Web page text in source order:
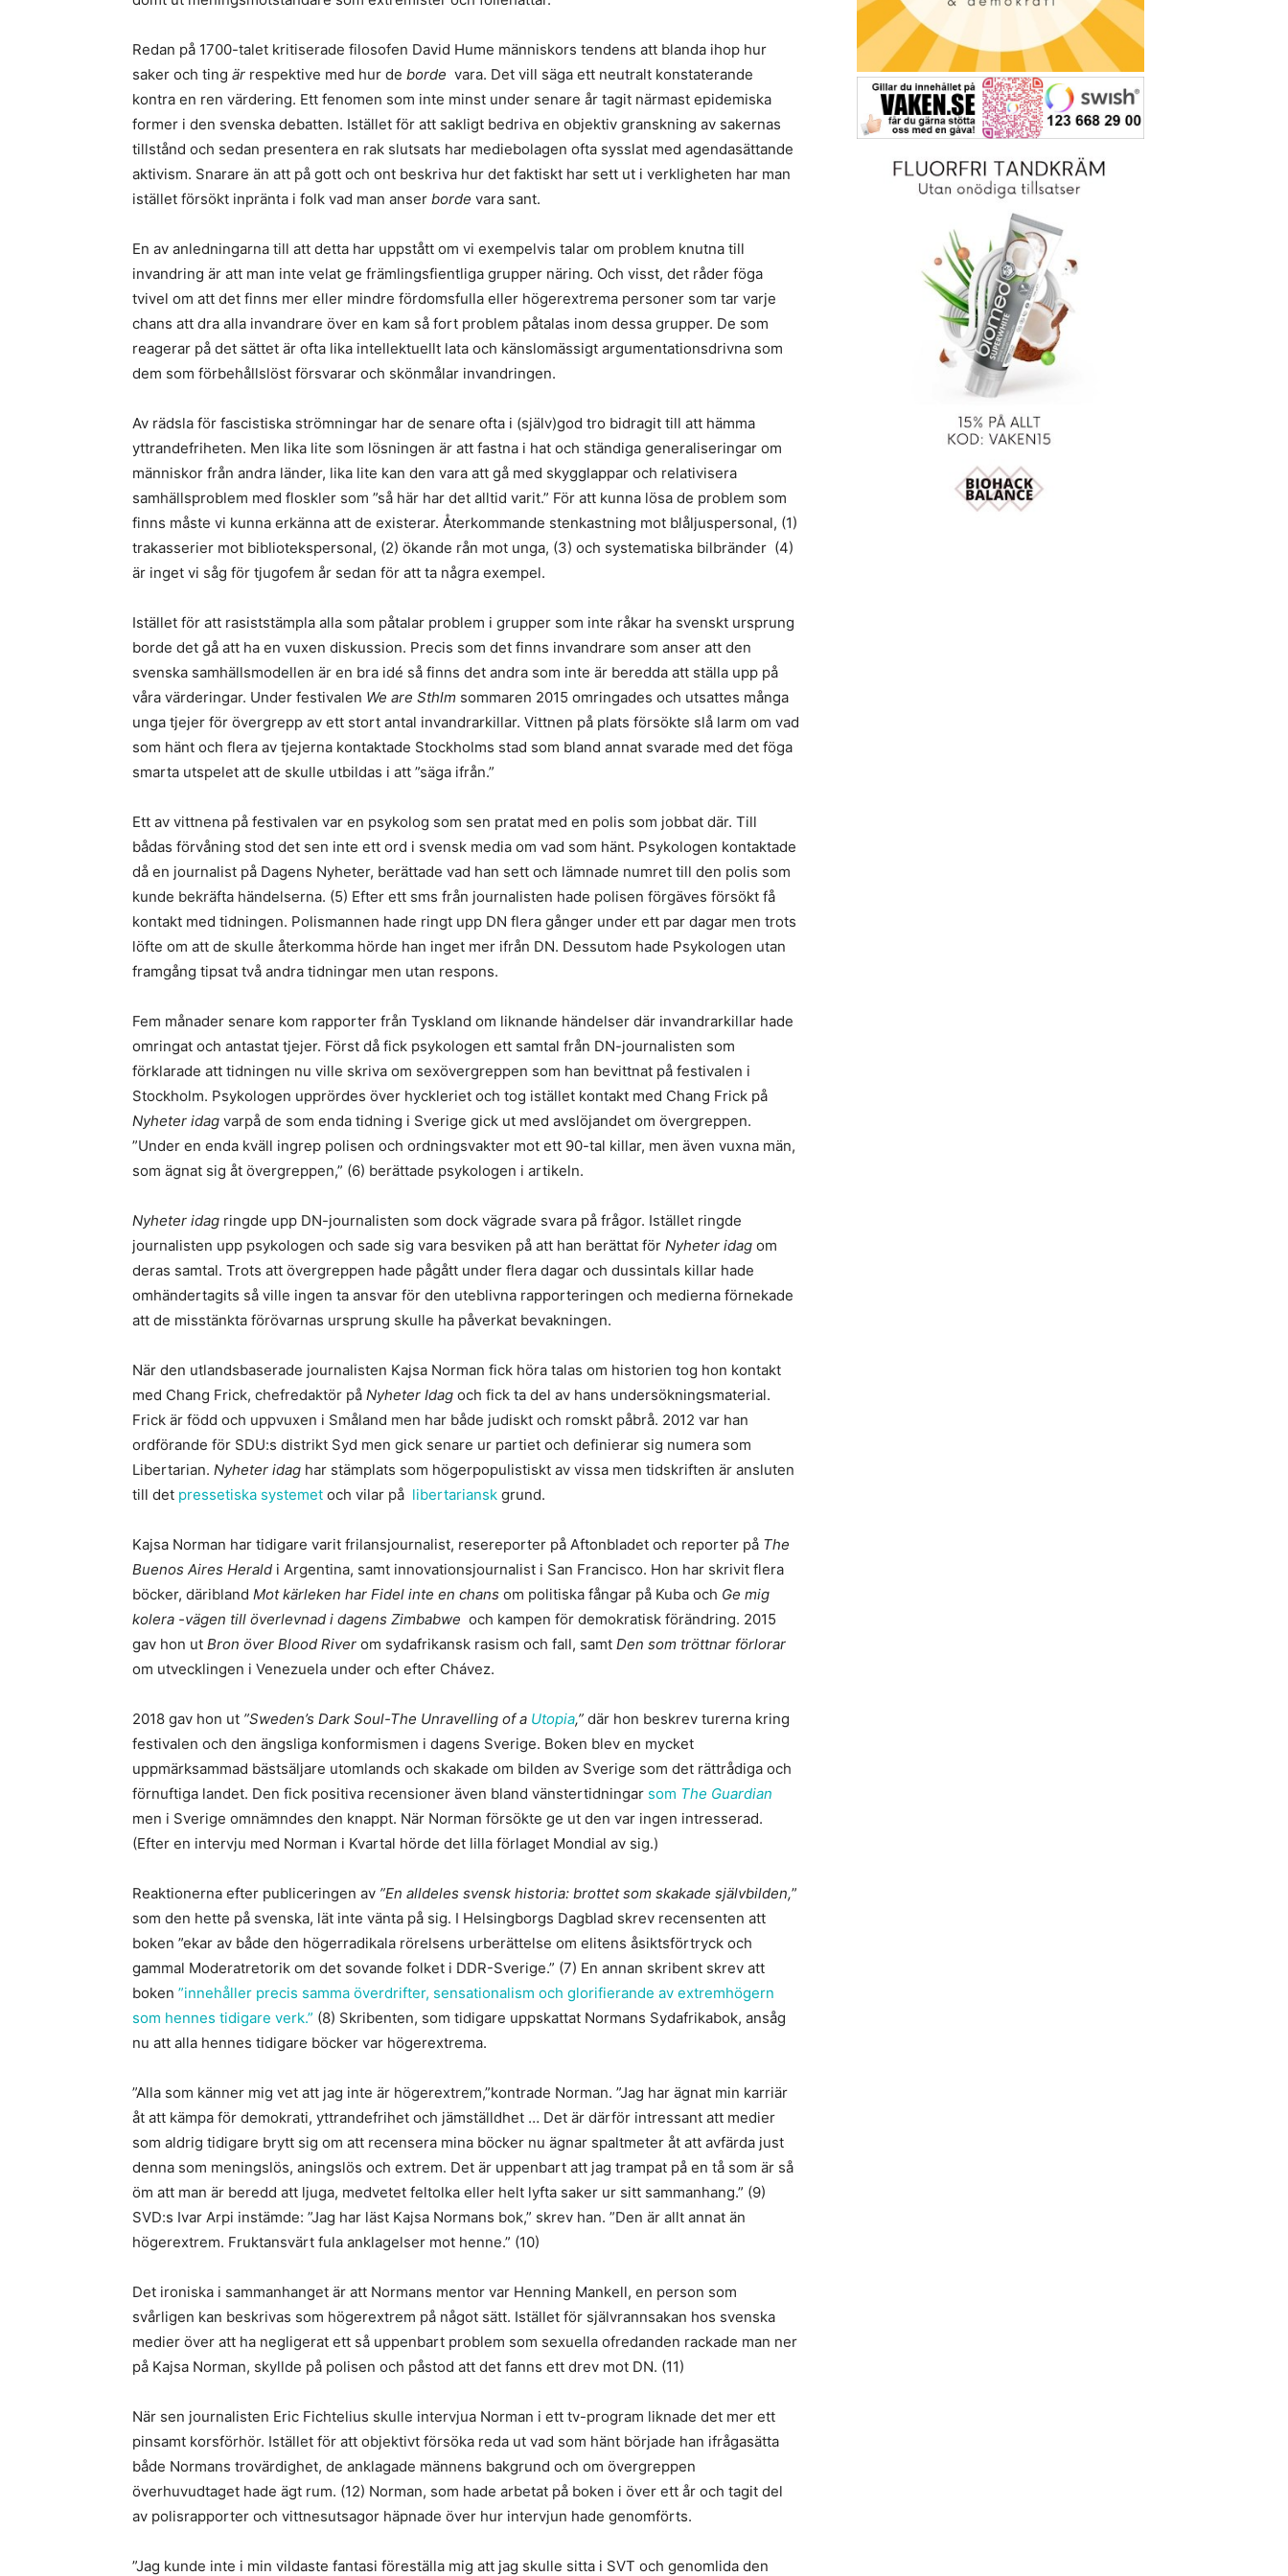
Redan på 1700-talet kritiserade filosofen David Hume människors tendens att blanda ihop hur
saker och ting är respektive med hur de borde vara. Det vill säga ett neutralt konstaterande
kontra en ren värdering. Ett fenomen som inte minst under senare år tagit närmast epidemiska
former i den svenska debatten. Istället för att sakligt bedriva en objektiv granskning av sakernas
tillstånd och sedan presentera en rak slutsats har mediebolagen ofta sysslat med agendasättande
aktivism. Snarare än att på gott och ont beskriva hur det faktiskt har sett ut i verkligheten har man
istället försökt inpränta i folk vad man anser borde vara sant.
En av anledningarna till att detta har uppstått om vi exempelvis talar om problem knutna till
invandring är att man inte velat ge främlingsfientliga grupper näring. Och visst, det råder föga
tvivel om att det finns mer eller mindre fördomsfulla eller högerextrema personer som tar varje
chans att dra alla invandrare över en kam så fort problem påtalas inom dessa grupper. De som
reagerar på det sättet är ofta lika intellektuellt lata och känslomässigt argumentationsdrivna som
dem som förbehållslöst försvarar och skönmålar invandringen.
Av rädsla för fascistiska strömningar har de senare ofta i (själv)god tro bidragit till att hämma
yttrandefriheten. Men lika lite som lösningen är att fastna i hat och ständiga generaliseringar om
människor från andra länder, lika lite kan den vara att gå med skygglappar och relativisera
samhällsproblem med floskler som ”så här har det alltid varit.” För att kunna lösa de problem som
finns måste vi kunna erkänna att de existerar. Återkommande stenkastning mot blåljuspersonal, (1)
trakasserier mot bibliotekspersonal, (2) ökande rån mot unga, (3) och systematiska bilbränder (4)
är inget vi såg för tjugofem år sedan för att ta några exempel.
Istället för att rasiststämpla alla som påtalar problem i grupper som inte råkar ha svenskt ursprung
borde det gå att ha en vuxen diskussion. Precis som det finns invandrare som anser att den
svenska samhällsmodellen är en bra idé så finns det andra som inte är beredda att ställa upp på
våra värderingar. Under festivalen We are Sthlm sommaren 2015 omringades och utsattes många
unga tjejer för övergrepp av ett stort antal invandrarkillar. Vittnen på plats försökte slå larm om vad
som hänt och flera av tjejerna kontaktade Stockholms stad som bland annat svarade med det föga
smarta utspelet att de skulle utbildas i att ”säga ifrån.”
Ett av vittnena på festivalen var en psykolog som sen pratat med en polis som jobbat där. Till
bådas förvåning stod det sen inte ett ord i svensk media om vad som hänt. Psykologen kontaktade
då en journalist på Dagens Nyheter, berättade vad han sett och lämnade numret till den polis som
kunde bekräfta händelserna. (5) Efter ett sms från journalisten hade polisen förgäves försökt få
kontakt med tidningen. Polismannen hade ringt upp DN flera gånger under ett par dagar men trots
löfte om att de skulle återkomma hörde han inget mer ifrån DN. Dessutom hade Psykologen utan
framgång tipsat två andra tidningar men utan respons.
Fem månader senare kom rapporter från Tyskland om liknande händelser där invandrarkillar hade
omringat och antastat tjejer. Först då fick psykologen ett samtal från DN-journalisten som
förklarade att tidningen nu ville skriva om sexövergreppen som han bevittnat på festivalen i
Stockholm. Psykologen upprördes över hyckleriet och tog istället kontakt med Chang Frick på
Nyheter idag varpå de som enda tidning i Sverige gick ut med avslöjandet om övergreppen.
”Under en enda kväll ingrep polisen och ordningsvakter mot ett 90-tal killar, men även vuxna män,
som ägnat sig åt övergreppen,” (6) berättade psykologen i artikeln.
Nyheter idag ringde upp DN-journalisten som dock vägrade svara på frågor. Istället ringde
journalisten upp psykologen och sade sig vara besviken på att han berättat för Nyheter idag om
deras samtal. Trots att övergreppen hade pågått under flera dagar och dussintals killar hade
omhändertagits så ville ingen ta ansvar för den uteblivna rapporteringen och medierna förnekade
att de misstänkta förövarnas ursprung skulle ha påverkat bevakningen.
När den utlandsbaserade journalisten Kajsa Norman fick höra talas om historien tog hon kontakt
med Chang Frick, chefredaktör på Nyheter Idag och fick ta del av hans undersökningsmaterial.
Frick är född och uppvuxen i Småland men har både judiskt och romskt påbrå. 2012 var han
ordförande för SDU:s distrikt Syd men gick senare ur partiet och definierar sig numera som
Libertarian. Nyheter idag har stämplats som högerpopulistiskt av vissa men tidskriften är ansluten
till det pressetiska systemet och vilar på libertariansk grund.
Kajsa Norman har tidigare varit frilansjournalist, resereporter på Aftonbladet och reporter på The
Buenos Aires Herald i Argentina, samt innovationsjournalist i San Francisco. Hon har skrivit flera
böcker, däribland Mot kärleken har Fidel inte en chans om politiska fångar på Kuba och Ge mig
kolera -vägen till överlevnad i dagens Zimbabwe och kampen för demokratisk förändring. 2015
gav hon ut Bron över Blood River om sydafrikansk rasism och fall, samt Den som tröttnar förlorar
om utvecklingen i Venezuela under och efter Chávez.
2018 gav hon ut ”Sweden’s Dark Soul-The Unravelling of a Utopia,” där hon beskrev turerna kring
festivalen och den ängsliga konformismen i dagens Sverige. Boken blev en mycket
uppmärksammad bästsäljare utomlands och skakade om bilden av Sverige som det rättrådiga och
förnuftiga landet. Den fick positiva recensioner även bland vänstertidningar som The Guardian
men i Sverige omnämndes den knappt. När Norman försökte ge ut den var ingen intresserad.
(Efter en intervju med Norman i Kvartal hörde det lilla förlaget Mondial av sig.)
Reaktionerna efter publiceringen av ”En alldeles svensk historia: brottet som skakade självbilden,”
som den hette på svenska, lät inte vänta på sig. I Helsingborgs Dagblad skrev recensenten att
boken ”ekar av både den högerradikala rörelsens urberättelse om elitens åsiktsförtryck och
gammal Moderatretorik om det sovande folket i DDR-Sverige.” (7) En annan skribent skrev att
boken ”innehåller precis samma överdrifter, sensationalism och glorifierande av extremhögern
som hennes tidigare verk.” (8) Skribenten, som tidigare uppskattat Normans Sydafrikabok, ansåg
nu att alla hennes tidigare böcker var högerextrema.
”Alla som känner mig vet att jag inte är högerextrem,”kontrade Norman. ”Jag har ägnat min karriär
åt att kämpa för demokrati, yttrandefrihet och jämställdhet … Det är därför intressant att medier
som aldrig tidigare brytt sig om att recensera mina böcker nu ägnar spaltmeter åt att avfärda just
denna som meningslös, aningslös och extrem. Det är uppenbart att jag trampat på en tå som är så
öm att man är beredd att ljuga, medvetet feltolka eller helt lyfta saker ur sitt sammanhang.” (9)
SVD:s Ivar Arpi instämde: ”Jag har läst Kajsa Normans bok,” skrev han. ”Den är allt annat än
högerextrem. Fruktansvärt fula anklagelser mot henne.” (10)
Det ironiska i sammanhanget är att Normans mentor var Henning Mankell, en person som
svårligen kan beskrivas som högerextrem på något sätt. Istället för självrannsakan hos svenska
medier över att ha negligerat ett så uppenbart problem som sexuella ofredanden rackade man ner
på Kajsa Norman, skyllde på polisen och påstod att det fanns ett drev mot DN. (11)
När sen journalisten Eric Fichtelius skulle intervjua Norman i ett tv-program liknade det mer ett
pinsamt korsförhör. Istället för att objektivt försöka reda ut vad som hänt började han ifrågasätta
både Normans trovärdighet, de anklagade männens bakgrund och om övergreppen
överhuvudtaget hade ägt rum. (12) Norman, som hade arbetat på boken i över ett år och tagit del
av polisrapporter och vittnesutsagor häpnade över hur intervjun hade genomförts.
”Jag kunde inte i min vildaste fantasi föreställa mig att jag skulle sitta i SVT och genomlida den